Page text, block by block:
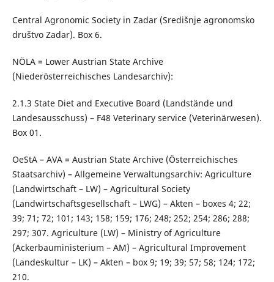
Central Agronomic Society in Zadar (Središnje agronomsko
društvo Zadar). Box 6.
NÖLA = Lower Austrian State Archive
(Niederösterreichisches Landesarchiv):
2.1.3 State Diet and Executive Board (Landstände und
Landesausschuss) – F48 Veterinary service (Veterinärwesen).
Box 01.
OeStA – AVA = Austrian State Archive (Österreichisches
Staatsarchiv) – Allgemeine Verwaltungsarchiv: Agriculture
(Landwirtschaft – LW) – Agricultural Society
(Landwirtschaftsgesellschaft – LWG) – Akten – boxes 4; 22;
39; 71; 72; 101; 143; 158; 159; 176; 248; 252; 254; 286; 288;
297; 307. Agriculture (LW) – Ministry of Agriculture
(Ackerbauministerium – AM) – Agricultural Improvement
(Landeskultur – LK) – Akten – box 9; 19; 39; 57; 58; 124; 172;
210.